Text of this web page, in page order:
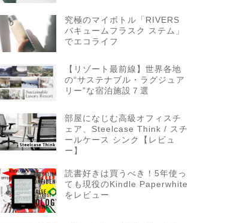
究極のマイボトル「RIVERS
バキュームフラスク ステム」
でエコライフ
【リゾート最前線】世界各地
の“サステナブル・ラグジュア
リー”な宿泊施設７選
部屋になじむ高級オフィスチ
ェア、Steelcase Think / スチ
ールケース シンク【レビュ
ー】
読書好きは買うべき！5年使っ
ても現役のKindle Paperwhite
をレビュー